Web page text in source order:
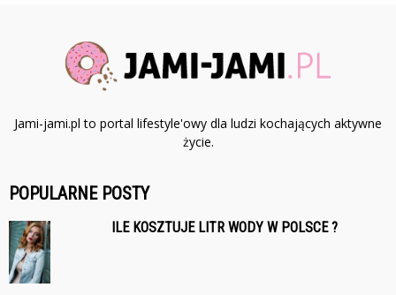
Jami-jami.pl to portal lifestyle'owy dla ludzi kochających aktywne
życie.
POPULARNE POSTY
ILE KOSZTUJE LITR WODY W POLSCE ?